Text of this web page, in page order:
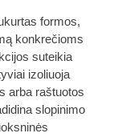
formos,
konkrečioms
suteikia
izoliuoja
arba raštuotos
slopinimo